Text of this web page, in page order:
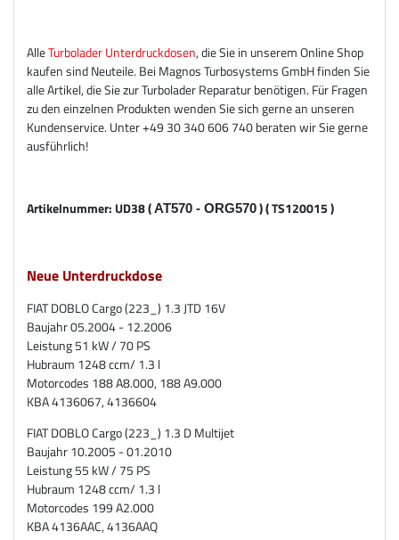
AlleTurbolader Unterdruckdosen, die Sie in unserem Online Shop
kaufen sind Neuteile. Bei Magnos Turbosystems GmbH finden Sie
alle Artikel, die Sie zur Turbolader Reparatur benötigen. Für Fragen
zu den einzelnen Produkten wenden Sie sich gerne an unseren
Kundenservice. Unter +49 30 340 606 740 beraten wir Sie gerne
ausführlich!
Artikelnummer: UD38 (AT570 - ORG570) ( TS120015 )
Neue Unterdruckdose
FIAT DOBLO Cargo (223_) 1.3 JTD 16V
Baujahr 05.2004 - 12.2006
Leistung 51 kW / 70 PS
Hubraum 1248 ccm/ 1.3 l
Motorcodes 188 A8.000, 188 A9.000
KBA 4136067, 4136604
FIAT DOBLO Cargo (223_) 1.3 D Multijet
Baujahr 10.2005 - 01.2010
Leistung 55 kW / 75 PS
Hubraum 1248 ccm/ 1.3 l
Motorcodes 199 A2.000
KBA 4136AAC, 4136AAQ